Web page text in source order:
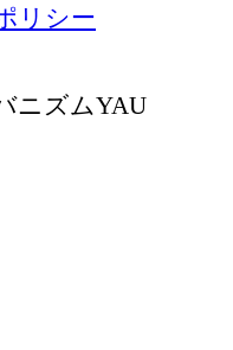
リシー
ニズムYAU